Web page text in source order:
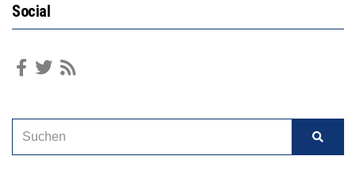
Social